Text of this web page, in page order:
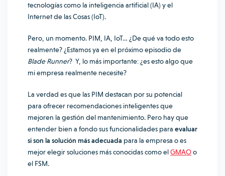
tecnologías como la inteligencia artificial (IA) y el
Internet de las Cosas (IoT).
Pero, un momento. PIM, IA, IoT… ¿De qué va todo esto
realmente? ¿Estamos ya en el próximo episodio de
Blade Runner? Y, lo más importante: ¿es esto algo que
mi empresa realmente necesite?
La verdad es que las PIM destacan por su potencial
para ofrecer recomendaciones inteligentes que
mejoren la gestión del mantenimiento. Pero hay que
entender bien a fondo sus funcionalidades para evaluar
si son la solución más adecuada para la empresa o es
mejor elegir soluciones más conocidas como elGMAOo
el FSM.